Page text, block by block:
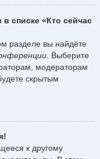
списке «Кто сейчас
разделе вы найдёте
. Выберите
модераторам
скрытым
к другому